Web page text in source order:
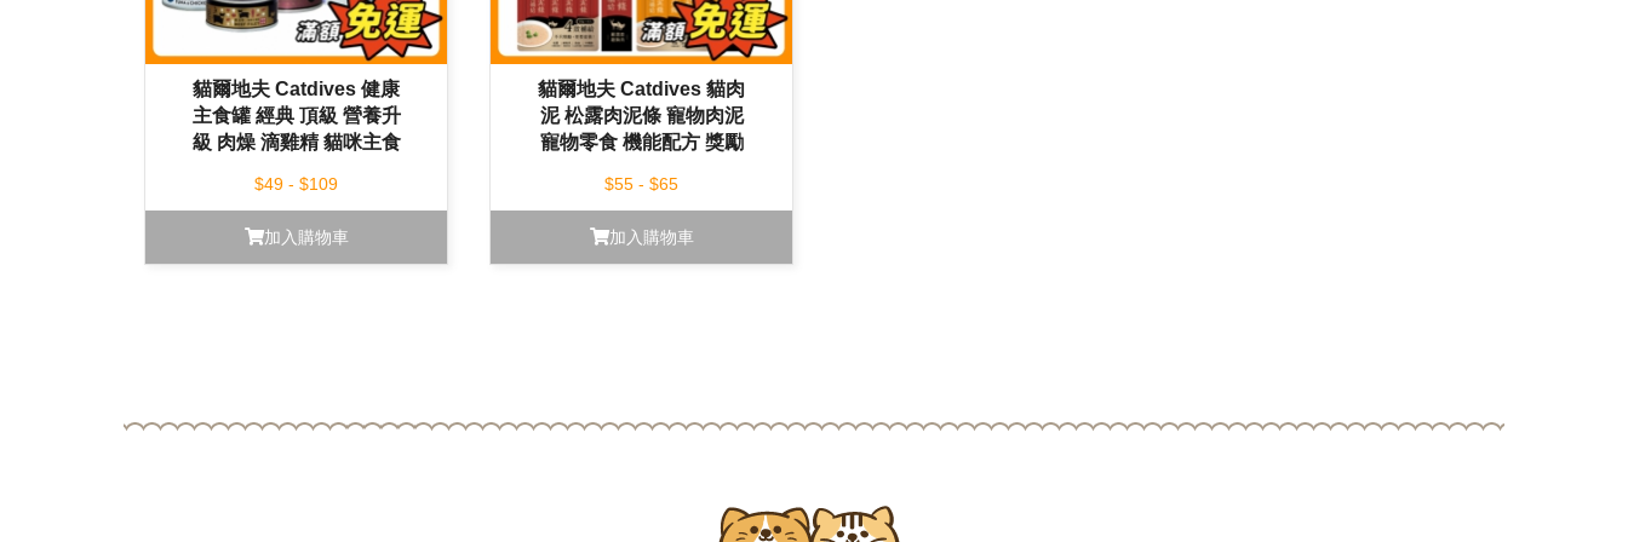
貓爾地夫 Catdives 健康
主食罐 經典 頂級 營養升
級 肉燥 滴雞精 貓咪主食
$49 - $109
加入購物車
貓爾地夫 Catdives 貓肉
泥 松露肉泥條 寵物肉泥
寵物零食 機能配方 獎勵
$55 - $65
加入購物車